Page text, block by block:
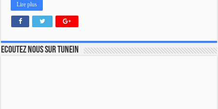
Lire plus
Ecoutez nous sur TuneIn